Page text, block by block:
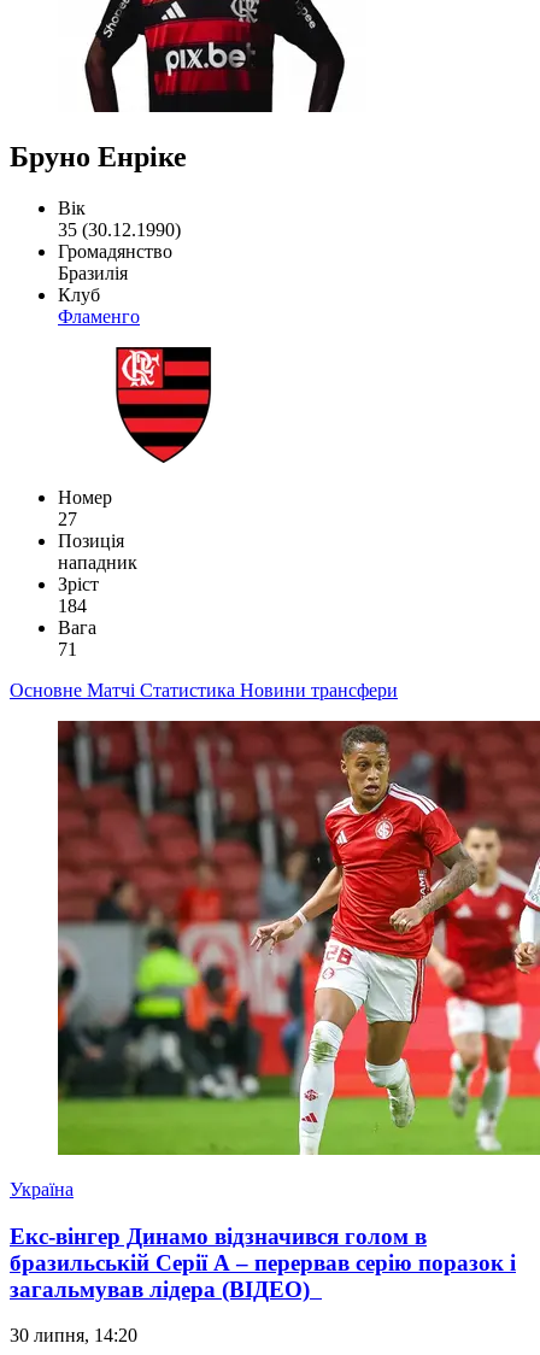
Бруно Енріке
Вік
35 (30.12.1990)
Громадянство
Бразилія
Клуб
Фламенго
Номер
27
Позиція
нападник
Зріст
184
Вага
71
Основне Матчі Статистика Новини трансфери
Україна
Екс-вінгер Динамо відзначився голом в
бразильській Серії А – перервав серію поразок і
загальмував лідера (ВІДЕО)
30 липня, 14:20